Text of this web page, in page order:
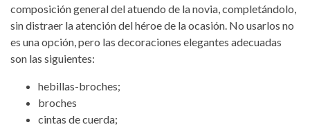
composición general del atuendo de la novia, completándolo,
sin distraer la atención del héroe de la ocasión. No usarlos no
es una opción, pero las decoraciones elegantes adecuadas
son las siguientes:
hebillas-broches;
broches
cintas de cuerda;